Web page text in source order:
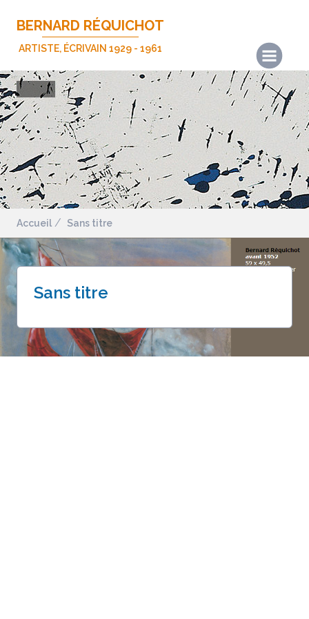
BERNARD RÉQUICHOT
ARTISTE, ÉCRIVAIN 1929 - 1961
Actualités
Les œuvres
Les écrits
Expositions
Publications
Biographie
Nous contacter
Accueil Sans titre
Sans titre